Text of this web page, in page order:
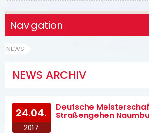
Navigation
NEWS
NEWS ARCHIV
24.04.
2017
Deutsche
Straßengehen